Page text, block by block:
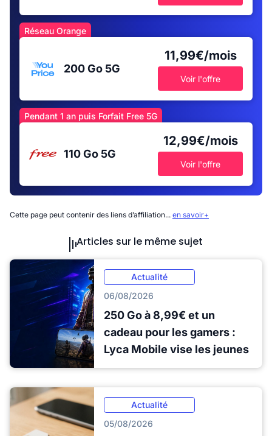
Réseau Orange
200 Go 5G
11,99€/mois
Voir l'offre
Pendant 1 an puis Forfait Free 5G
110 Go 5G
12,99€/mois
Voir l'offre
Cette page peut contenir des liens d’affiliation... en savoir+
Articles sur le même sujet
Actualité
06/08/2026
250 Go à 8,99€ et un
cadeau pour les gamers :
Lyca Mobile vise les jeunes
Actualité
05/08/2026